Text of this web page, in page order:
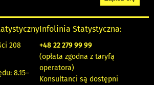
208
8.15–
Infolinia Statystyczna:
+48 22 279 99 99
(opłata zgodna z taryfą
operatora)
Konsultanci są dostępni